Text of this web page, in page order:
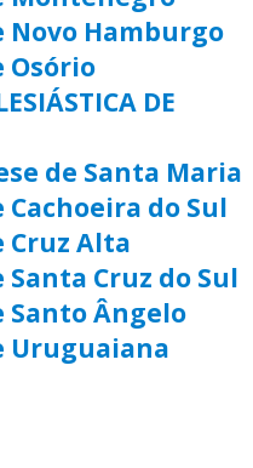
Novo Hamburgo
Osório
DE
de Santa Maria
Cachoeira do Sul
Cruz Alta
Santa Cruz do Sul
Santo Ângelo
Uruguaiana